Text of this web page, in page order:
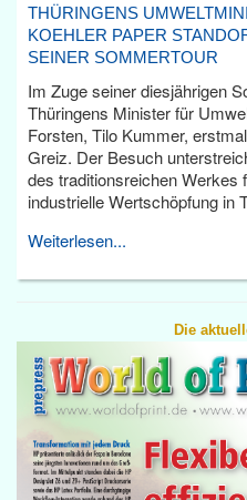
THÜRINGENS
KOEHLER PAPER
SEINER SOMMERTOUR
Im Zuge seiner diesjährigen
Thüringens Minister für
Forsten, Tilo Kummer,
Greiz. Der Besuch
des traditionsreichen Werkes
industrielle Wertschöpfung in
Weiterlesen...
Die